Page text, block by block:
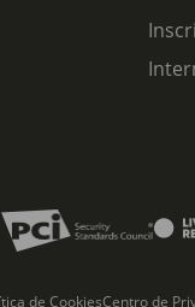
de CookiesCentro de